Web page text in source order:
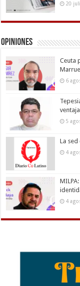
20
Opiniones
Ceuta
6
5
La
4
4